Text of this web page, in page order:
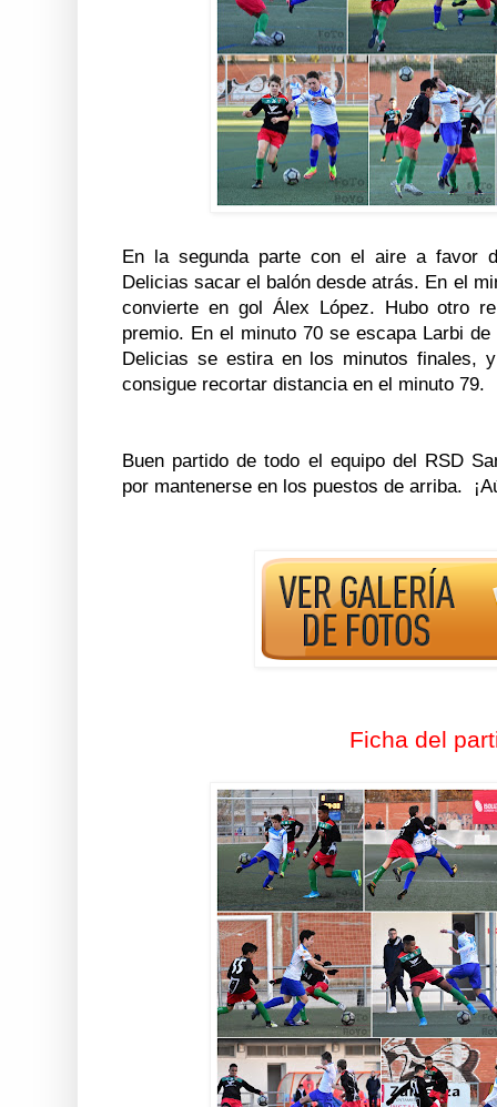
En la segunda parte con el aire a favor
Delicias sacar el balón desde atrás. En el
convierte en gol Álex López. Hubo otro
premio. En el minuto 70 se escapa Larbi
Delicias se estira en los minutos finales,
consigue recortar distancia en el minuto 79.
Buen partido de todo el equipo del RSD
por mantenerse en los puestos de arriba.
Ficha del